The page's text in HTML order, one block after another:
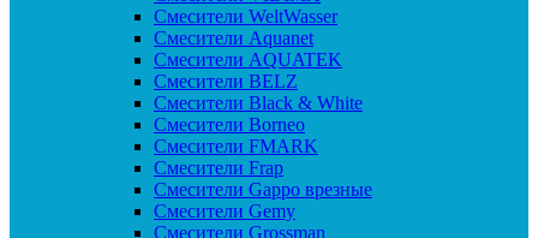
Cмесители WeltWasser
Смесители Aquanet
Смесители AQUATEK
Смесители BELZ
Смесители Black & White
Смесители Borneo
Смесители FMARK
Смесители Frap
Смесители Gappo врезные
Смесители Gemy
Смесители Grossman